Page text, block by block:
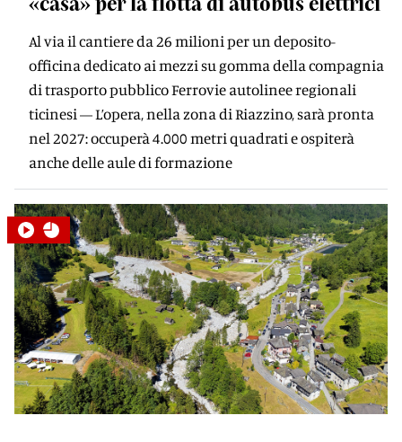
Al via il cantiere da 26 milioni per un deposito-
officina dedicato ai mezzi su gomma della compagnia
di trasporto pubblico Ferrovie autolinee regionali
ticinesi — L’opera, nella zona di Riazzino, sarà pronta
nel 2027: occuperà 4.000 metri quadrati e ospiterà
anche delle aule di formazione